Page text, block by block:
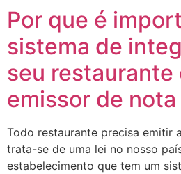
Por que é
sistema de
seu restaurante
emissor de
Todo restaurante precisa emitir
trata-se de uma lei no nosso
estabelecimento que tem um